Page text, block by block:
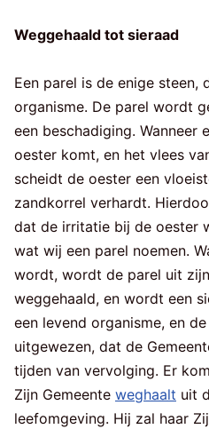
Weggehaald tot sieraad
Een parel is de enige steen,
organisme. De parel wordt
een beschadiging. Wanneer
oester komt, en het vlees
scheidt de oester een
zandkorrel verhardt.
dat de irritatie bij de oester
wat wij een parel noemen.
wordt, wordt de parel uit
weggehaald, en wordt een
een levend organisme, en
uitgewezen, dat de
tijden van vervolging. Er
Zijn Gemeente weghaalt uit
leefomgeving. Hij zal haar